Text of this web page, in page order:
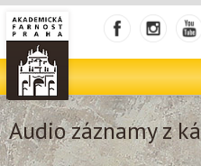
Audio záznamy z